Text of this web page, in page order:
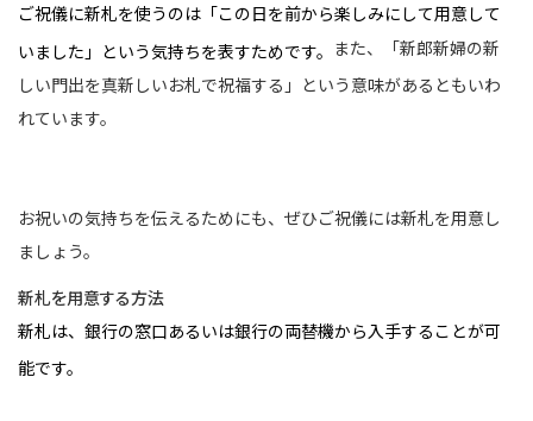
ご祝儀に新札を使うのは「この日を前から楽しみにして用意して
いました」という気持ちを表すためです。 また、「新郎新婦の新
しい門出を真新しいお札で祝福する」という意味があるともいわ
れています。
お祝いの気持ちを伝えるためにも、ぜひご祝儀には新札を用意し
ましょう。
新札を用意する方法
新札は、銀行の窓口あるいは銀行の両替機から入手することが可
能です。